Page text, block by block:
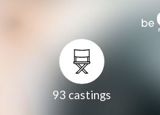
93 castings